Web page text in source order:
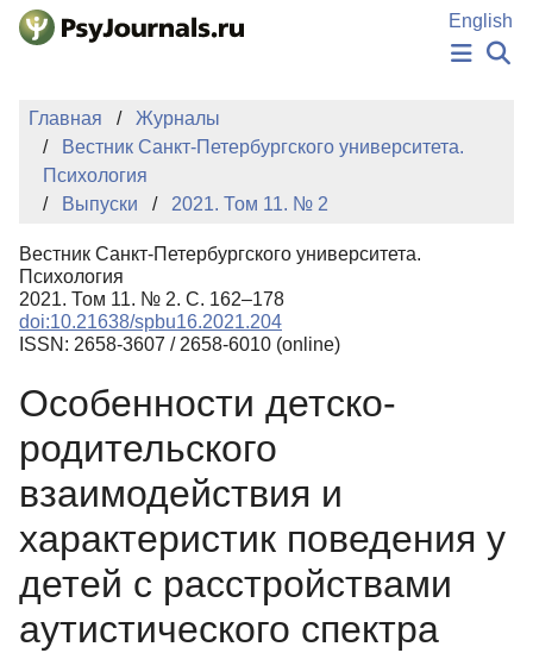
Перейти к основному содержанию
English
НОВОСТИ
ИЗДАНИЯ
АВТОРЫ
БАЗА ЗНАНИЙ
КЛЮЧЕВЫЕ СЛОВА
Регистрация
Главная
Журналы
Вестник Санкт-Петербургского университета.
Психология
Выпуски
2021. Том 11. № 2
Вестник Санкт-Петербургского университета.
Психология
2021. Том 11. № 2. С. 162–178
doi:10.21638/spbu16.2021.204
ISSN: 2658-3607 / 2658-6010 (online)
Особенности детско-
родительского
взаимодействия и
характеристик поведения у
детей с расстройствами
аутистического спектра